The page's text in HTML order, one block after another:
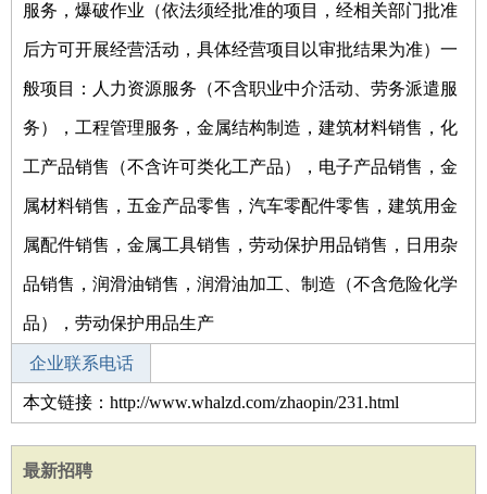
服务，爆破作业（依法须经批准的项目，经相关部门批准
后方可开展经营活动，具体经营项目以审批结果为准）一
般项目：人力资源服务（不含职业中介活动、劳务派遣服
务），工程管理服务，金属结构制造，建筑材料销售，化
工产品销售（不含许可类化工产品），电子产品销售，金
属材料销售，五金产品零售，汽车零配件零售，建筑用金
属配件销售，金属工具销售，劳动保护用品销售，日用杂
品销售，润滑油销售，润滑油加工、制造（不含危险化学
品），劳动保护用品生产
企业联系电话
本文链接：http://www.whalzd.com/zhaopin/231.html
最新招聘